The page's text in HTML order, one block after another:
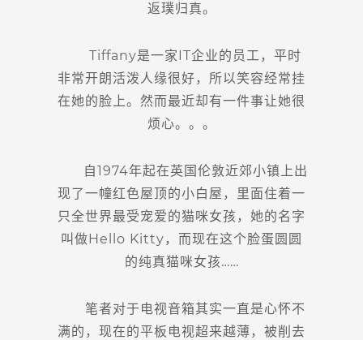
返璞归真。
Tiffany是一家IT企业的员工，平时
非常开朗活泼人缘很好，所以笑容经常挂
在她的脸上。然而最近却有一件事让她很
烦心。。。
自1974年起在英国伦敦近郊小镇上出
现了一幢红色屋顶的小白屋，里面住着一
只全世界最受宠爱的猫咪女孩，她的名字
叫做Hello Kitty，而现在这个脸蛋圆圆
的纯真猫咪女孩……
笔者对于电视音箱其实一直是心怀不
满的，现在的平板电视超来越薄，被削去